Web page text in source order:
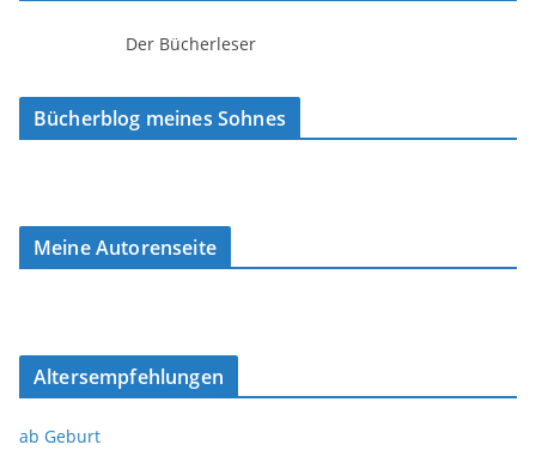
Der Bücherleser
Bücherblog meines Sohnes
Meine Autorenseite
Altersempfehlungen
ab Geburt